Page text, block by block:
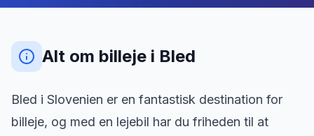
Alt om billeje i Bled
Bled i Slovenien er en fantastisk destination for
billeje, og med en lejebil har du friheden til at